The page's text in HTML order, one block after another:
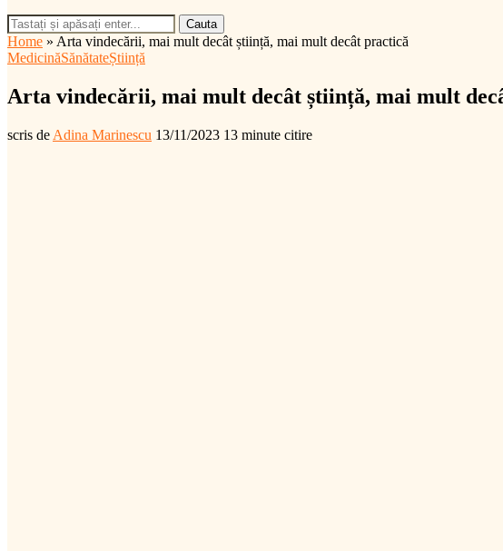
Cauta
Home » Arta vindecării, mai mult decât știință, mai mult decât practică
MedicinăSănătateȘtiință
Arta vindecării, mai mult decât știință, mai mult
scris de Adina Marinescu 13/11/2023 13 minute citire